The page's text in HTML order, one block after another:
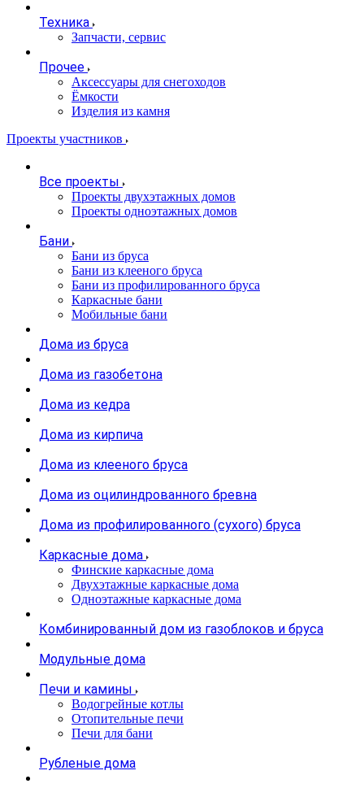
Техника
Запчасти, сервис
Прочее
Аксессуары для снегоходов
Ёмкости
Изделия из камня
Проекты участников
Все проекты
Проекты двухэтажных домов
Проекты одноэтажных домов
Бани
Бани из бруса
Бани из клееного бруса
Бани из профилированного бруса
Каркасные бани
Мобильные бани
Дома из бруса
Дома из газобетона
Дома из кедра
Дома из кирпича
Дома из клееного бруса
Дома из оцилиндрованного бревна
Дома из профилированного (сухого) бруса
Каркасные дома
Финские каркасные дома
Двухэтажные каркасные дома
Одноэтажные каркасные дома
Комбинированный дом из газоблоков и бруса
Модульные дома
Печи и камины
Водогрейные котлы
Отопительные печи
Печи для бани
Рубленые дома